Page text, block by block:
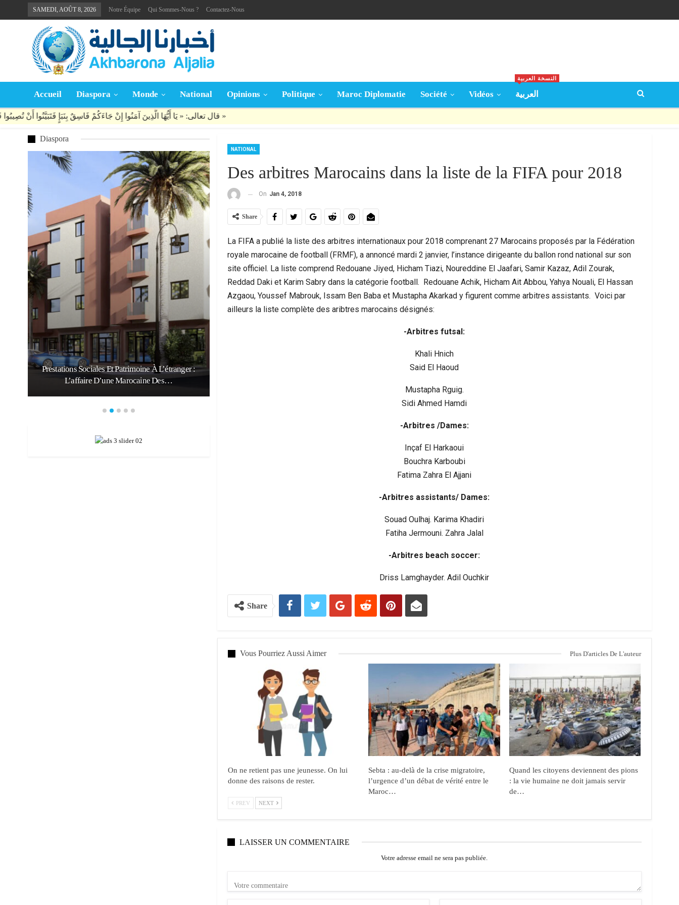
SAMEDI, AOÛT 8, 2026 Notre Équipe Qui Sommes-Nous ? Contactez-Nous
Accueil Diaspora Monde National Opinions Politique Maroc Diplomatie Société Vidéos العربية
النسخة العربية
NATIONAL
Des arbitres Marocains dans la liste de la FIFA pour 2018
On Jan 4, 2018
Share
La FIFA a publié la liste des arbitres internationaux pour 2018 comprenant 27 Marocains proposés par la Fédération
royale marocaine de football (FRMF), a annoncé mardi 2 janvier, l’instance dirigeante du ballon rond national sur son
site officiel. La liste comprend Redouane Jiyed, Hicham Tiazi, Noureddine El Jaafari, Samir Kazaz, Adil Zourak,
Reddad Daki et Karim Sabry dans la catégorie football. Redouane Achik, Hicham Ait Abbou, Yahya Nouali, El Hassan
Azgaou, Youssef Mabrouk, Issam Ben Baba et Mustapha Akarkad y figurent comme arbitres assistants. Voici par
ailleurs la liste complète des aribtres marocains désignés:
-Arbitres futsal:
Khali Hnich
Said El Haoud
Mustapha Rguig.
Sidi Ahmed Hamdi
-Arbitres /Dames:
Inçaf El Harkaoui
Bouchra Karboubi
Fatima Zahra El Ajjani
-Arbitres assistants/ Dames:
Souad Oulhaj. Karima Khadiri
Fatiha Jermouni. Zahra Jalal
-Arbitres beach soccer:
Driss Lamghayder. Adil Ouchkir
Share
Vous Pourriez Aussi Aimer Plus D'articles De L'auteur
On ne retient pas une jeunesse. On lui
donne des raisons de rester.
Sebta : au-delà de la crise migratoire,
l’urgence d’un débat de vérité entre le
Maroc…
Quand les citoyens deviennent des pions
: la vie humaine ne doit jamais servir
de…
PREV NEXT
LAISSER UN COMMENTAIRE
Votre adresse email ne sera pas publiée.
Diaspora
Prestations Sociales Et Patrimoine À L’étranger :
L’affaire D’une Marocaine Des…
Violence Urbaine À Bruxelles : Quand Un Geste